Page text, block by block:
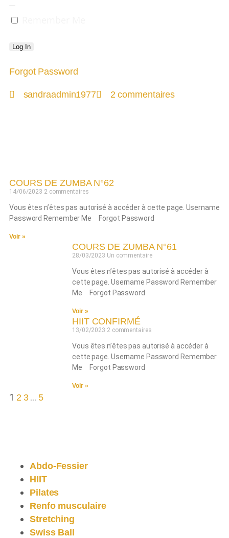
Forgot Password
sandraadmin1977 2 commentaires
COURS DE ZUMBA N°62
14/06/2023 2 commentaires
Vous êtes n’êtes pas autorisé à accéder à cette page. Username
Password Remember Me Forgot Password
Voir »
COURS DE ZUMBA N°61
28/03/2023 Un commentaire
Vous êtes n’êtes pas autorisé à accéder à
cette page. Username Password Remember
Me Forgot Password
Voir »
HIIT CONFIRMÉ
13/02/2023 2 commentaires
Vous êtes n’êtes pas autorisé à accéder à
cette page. Username Password Remember
Me Forgot Password
Voir »
1 2 3 … 5
Abdo-Fessier
HIIT
Pilates
Renfo musculaire
Stretching
Swiss Ball